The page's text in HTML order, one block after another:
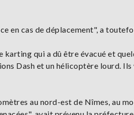
en cas de déplacement", a
qui a dû être évacué et
Dash et un hélicoptère lourd.
au nord-est de Nîmes, au